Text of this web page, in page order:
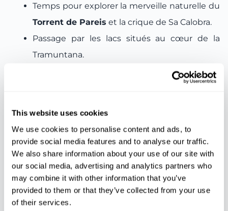
This website uses cookies
We use cookies to personalise content and ads, to
provide social media features and to analyse our traffic.
We also share information about your use of our site with
our social media, advertising and analytics partners who
may combine it with other information that you’ve
provided to them or that they’ve collected from your use
of their services.
Temps pour explorer la merveille naturelle du
Torrent de Pareis et la crique de Sa Calobra.
Passage par les lacs situés au cœur de la
Tramuntana.
Valldemossa et Soller.
Caractéristiques
Guide Assurance Tramway
Bus